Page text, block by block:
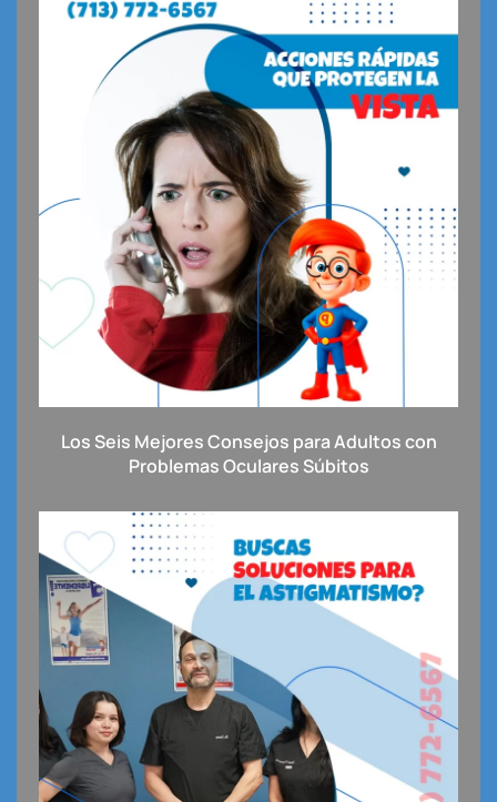
Los Seis Mejores Consejos para Adultos con
Problemas Oculares Súbitos